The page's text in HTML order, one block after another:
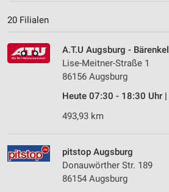
20 Filialen
A.T.U Augsburg -
Lise-Meitner-Straße 1
86156 Augsburg
Heute 07:30 - 18:30 Uhr |
493,93 km
pitstop Augsburg
Donauwörther Str. 189
86154 Augsburg